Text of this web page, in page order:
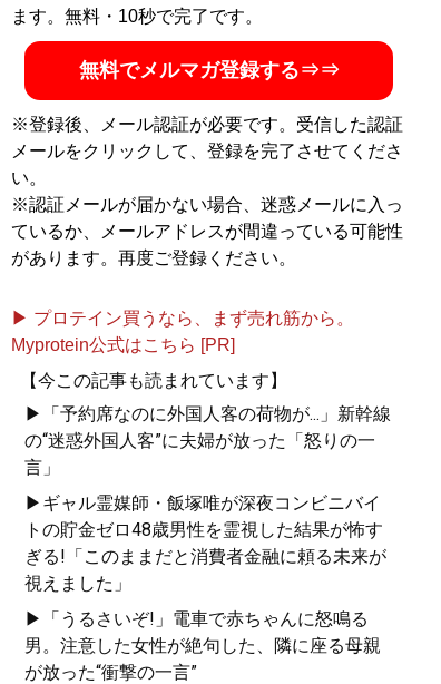
ます。無料・10秒で完了です。
無料でメルマガ登録する⇒⇒
※登録後、メール認証が必要です。受信した認証
メールをクリックして、登録を完了させてくださ
い。
※認証メールが届かない場合、迷惑メールに入っ
ているか、メールアドレスが間違っている可能性
があります。再度ご登録ください。
▶ プロテイン買うなら、まず売れ筋から。
Myprotein公式はこちら [PR]
【今この記事も読まれています】
▶「予約席なのに外国人客の荷物が...」新幹線
の“迷惑外国人客”に夫婦が放った「怒りの一
言」
▶ギャル霊媒師・飯塚唯が深夜コンビニバイ
トの貯金ゼロ48歳男性を霊視した結果が怖す
ぎる!「このままだと消費者金融に頼る未来が
視えました」
▶「うるさいぞ!」電車で赤ちゃんに怒鳴る
男。注意した女性が絶句した、隣に座る母親
が放った“衝撃の一言”